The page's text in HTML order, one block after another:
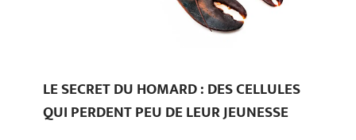
LE SECRET DU HOMARD : DES CELLULES
QUI PERDENT PEU DE LEUR JEUNESSE